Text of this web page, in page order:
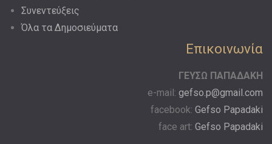
Συνεντεύξεις
Όλα τα Δημοσιεύματα
Επικοινωνία
ΓΕΥΣΩ ΠΑΠΑΔΑΚΗ
e-mail: gefso.p@gmail.com
facebook: Gefso Papadaki
face art: Gefso Papadaki